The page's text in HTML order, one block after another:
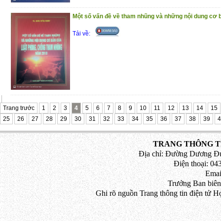
Trân trọng giới thiệu đến bạn đọc!
(4/11/2020)
Một số vấn đề về tham nhũng và những nội dung cơ
Tải về:
Trang trước 1 2 3 4 5 6 7 8 9 10 11 12 13 14
15
25
26 27 28 29 30 31 32 33 34 35 36 37 38 39
TRANG THÔNG
Địa chỉ: Đường Dương
Điện thoại:
Trưởng Ban
Ghi rõ nguồn Trang thông tin điện tử